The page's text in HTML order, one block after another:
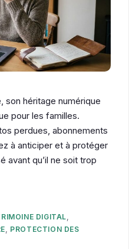
son héritage numérique
pour les familles.
perdues, abonnements
à anticiper et à protéger
avant qu’il ne soit trop
DIGITAL,
, PROTECTION DES